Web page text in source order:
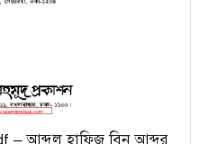
আব্দুল হাফিজ বিন আব্দুর